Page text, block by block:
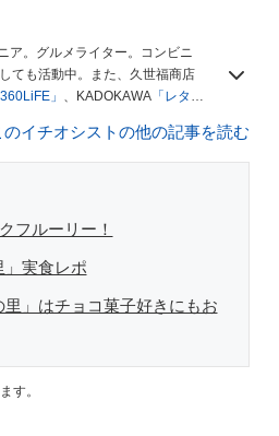
ア。グルメライター。コンビニ
ても活動中。また、久世福商店
」 、KADOKAWA「レタス
のイチオシストの他の記事を読む
フルーリー！
実食レポ
」はチョコ菓子好きにもお
す。